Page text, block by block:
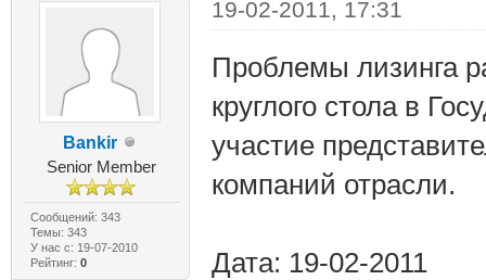
Bankir
Senior Member
Сообщений: 343
Темы: 343
У нас с: 19-07-2010
Рейтинг: 0
19-02-2011, 17:31
Проблемы лизинга
круглого стола в
участие
компаний отрасли.
Дата: 19-02-2011